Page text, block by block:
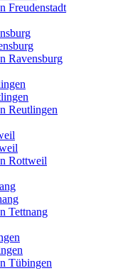
Freudenstadt
Ravensburg
Reutlingen
Rottweil
Tettnang
Tübingen